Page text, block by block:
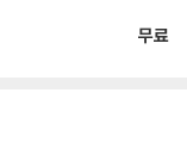
무료